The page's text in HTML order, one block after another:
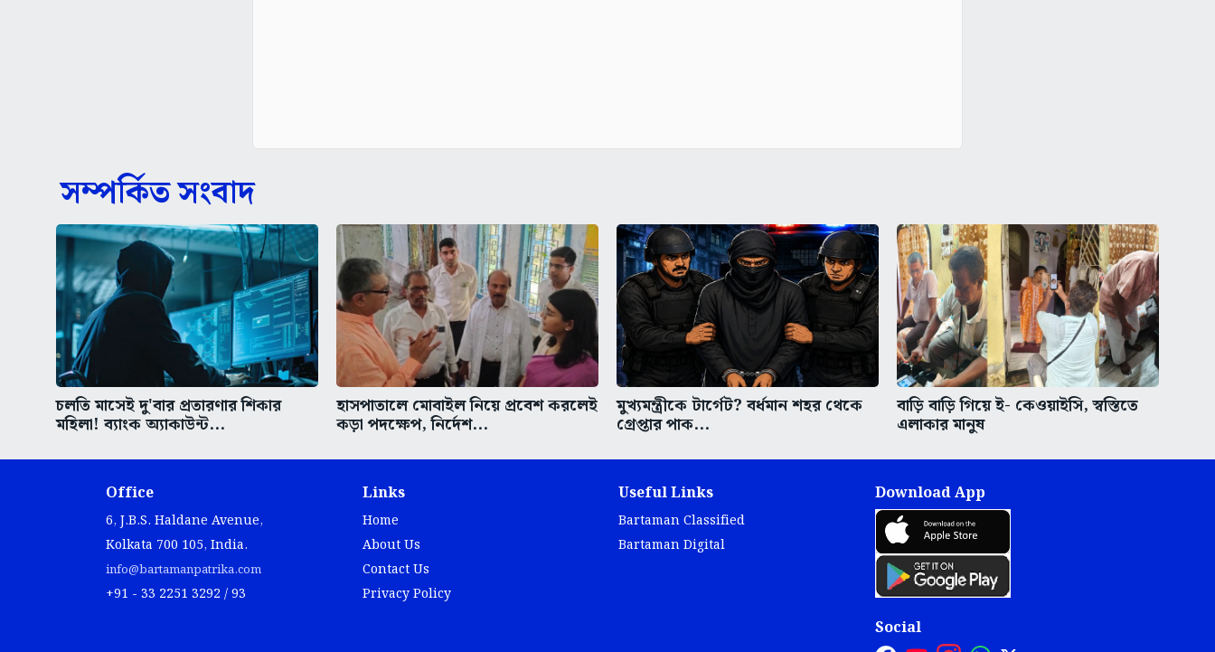
সম্পর্কিত সংবাদ
চলতি মাসেই দু'বার প্রতারণার শিকার
মহিলা! ব্যাংক অ্যাকাউন্ট...
হাসপাতালে মোবাইল নিয়ে প্রবেশ করলেই
কড়া পদক্ষেপ, নির্দেশ...
মুখ্যমন্ত্রীকে টার্গেট? বর্ধমান শহর থেকে
গ্রেপ্তার পাক...
বাড়ি বাড়ি গিয়ে ই- কেওয়াইসি, স্বস্তিতে
এলাকার মানুষ
Office
6, J.B.S. Haldane Avenue,
Kolkata 700 105, India.
info@bartamanpatrika.com
+91 - 33 2251 3292 / 93
Links
Home
About Us
Contact Us
Privacy Policy
Useful Links
Bartaman Classified
Bartaman Digital
Download App
Social